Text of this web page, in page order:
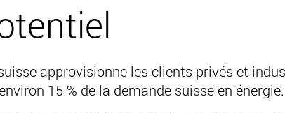
approvisionne les clients privés et
15 % de la demande suisse en énergie.